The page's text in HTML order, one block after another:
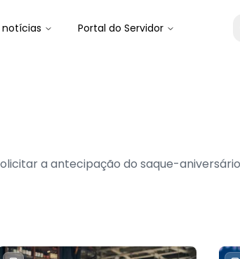
Portal do Servidor
a antecipação do saque-